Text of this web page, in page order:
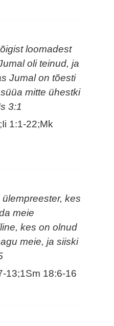
loomadest
oli teinud, ja
Jumal on tõesti
mitte ühestki
3:1
1:1-22;Mk
kes
meie
kes on olnud
meie, ja siiski
13;1Sm 18:6-16